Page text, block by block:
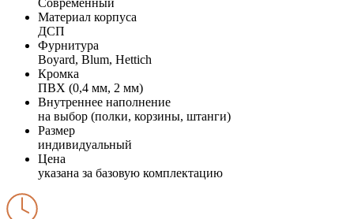
Материал корпуса
ДСП
Фурнитура
Boyard, Blum, Hettich
Кромка
ПВХ (0,4 мм, 2 мм)
Внутреннее наполнение
на выбор (полки, корзины, штанги)
Размер
индивидуальный
Цена
указана за базовую комплектацию